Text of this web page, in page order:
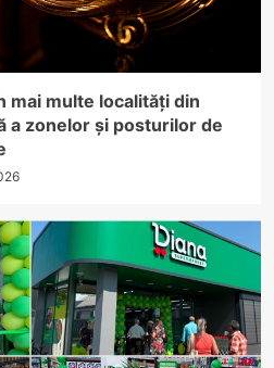
mai multe localități din
a zonelor și posturilor de